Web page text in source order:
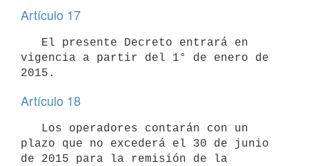
Artículo 17
vigencia a partir del 1° de enero de
Artículo 18
plazo que no excederá el 30 de junio
de 2015 para la remisión de la